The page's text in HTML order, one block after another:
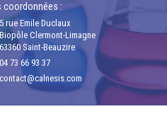
coordonnées :
5 rue Emile Duclaux
Biopôle Clermont-Limagne
63360 Saint-Beauzire
04 73 66 93 37